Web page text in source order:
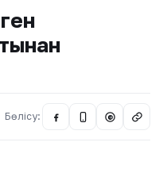
Бөлісу: @